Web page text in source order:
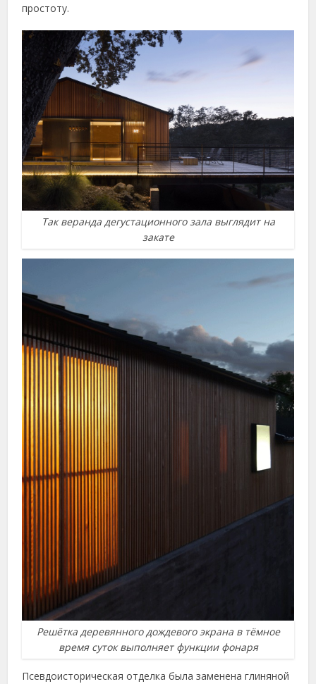
простоту.
Так веранда дегустационного зала выглядит на
закате
Решётка деревянного дождевого экрана в тёмное
время суток выполняет функции фонаря
Псевдоисторическая отделка была заменена глиняной